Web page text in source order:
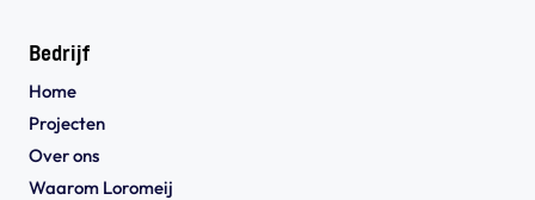
Bedrijf
Home
Projecten
Over ons
Waarom Loromeij